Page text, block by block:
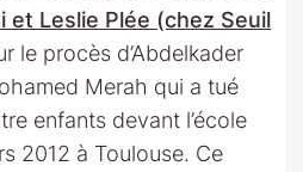
et Leslie Plée (chez Seuil
le procès d’Abdelkader
Merah qui a tué
enfants devant l’école
2012 à Toulouse. Ce